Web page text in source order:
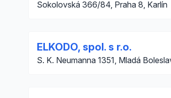
Sokolovská 366/84, Praha 8, Karlín
ELKODO, spol. s r.o.
S. K. Neumanna 1351, Mladá